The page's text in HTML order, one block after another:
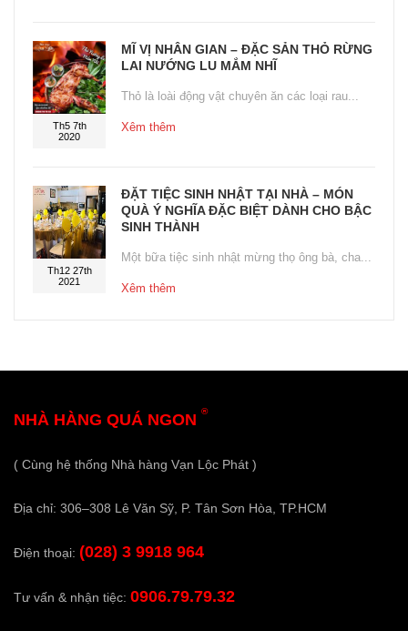
Th5 7th
2020
MĨ VỊ NHÂN GIAN – ĐẶC SẢN THỎ RỪNG
LAI NƯỚNG LU MẮM NHĨ
Thỏ là loài động vật chuyên ăn các loại rau...
Xêm thêm
Th12 27th
2021
ĐẶT TIỆC SINH NHẬT TẠI NHÀ – MÓN
QUÀ Ý NGHĨA ĐẶC BIỆT DÀNH CHO BẬC
SINH THÀNH
Một bữa tiệc sinh nhật mừng thọ ông bà, cha...
Xêm thêm
NHÀ HÀNG QUÁ NGON ®
( Cùng hệ thống Nhà hàng Vạn Lộc Phát )
Địa chỉ: 306–308 Lê Văn Sỹ, P. Tân Sơn Hòa, TP.HCM
Điện thoại: (028) 3 9918 964
Tư vấn & nhận tiệc: 0906.79.79.32